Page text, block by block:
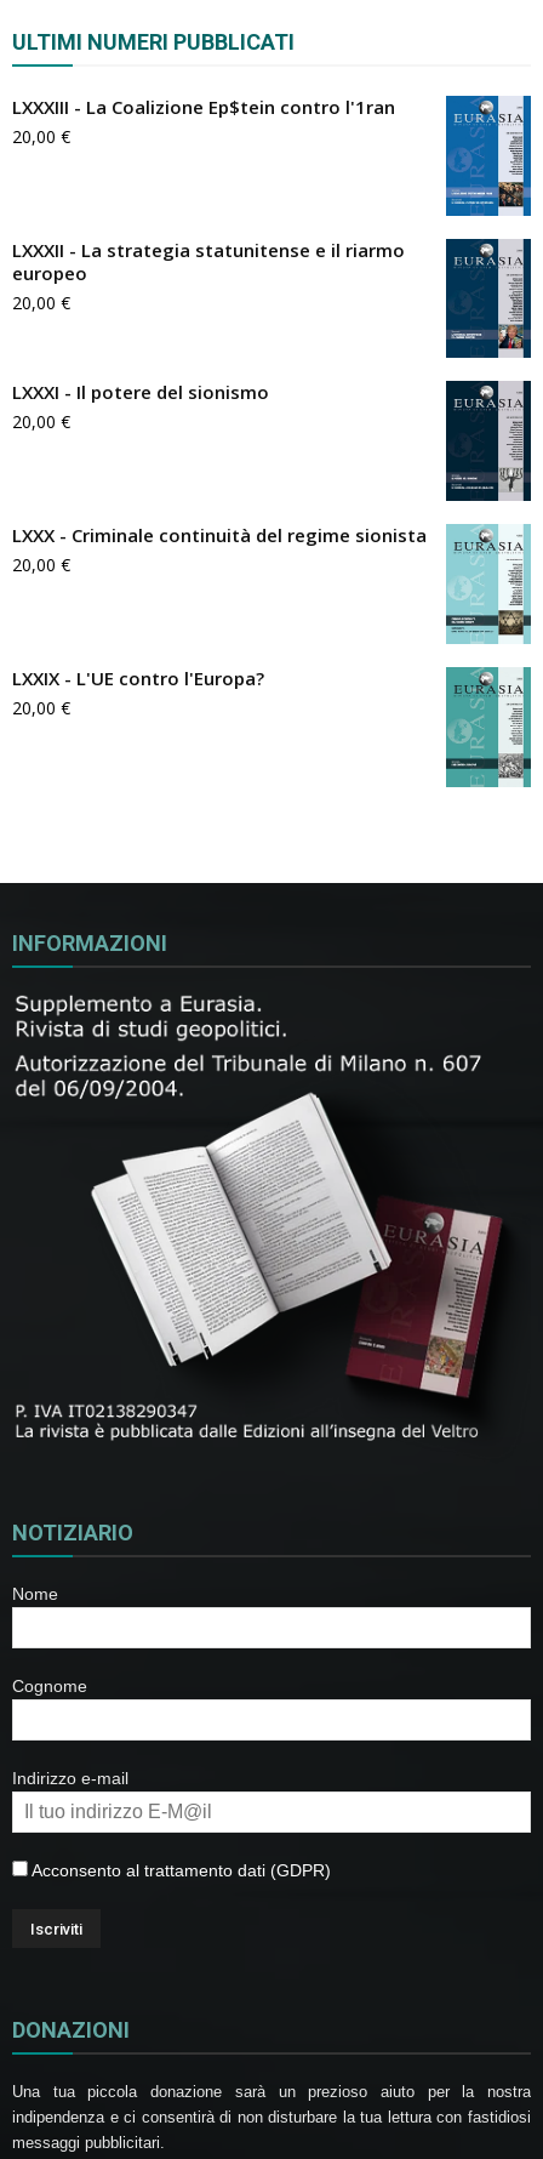
ULTIMI NUMERI PUBBLICATI
LXXXIII - La Coalizione Ep$tein contro l'1ran
20,00 €
LXXXII - La strategia statunitense e il riarmo
europeo
20,00 €
LXXXI - Il potere del sionismo
20,00 €
LXXX - Criminale continuità del regime sionista
20,00 €
LXXIX - L'UE contro l'Europa?
20,00 €
INFORMAZIONI
NOTIZIARIO
Nome
Cognome
Indirizzo e-mail
Acconsento al trattamento dati (GDPR)
DONAZIONI
Una tua piccola donazione sarà un prezioso aiuto per la nostra
indipendenza e ci consentirà di non disturbare la tua lettura con fastidiosi
messaggi pubblicitari.